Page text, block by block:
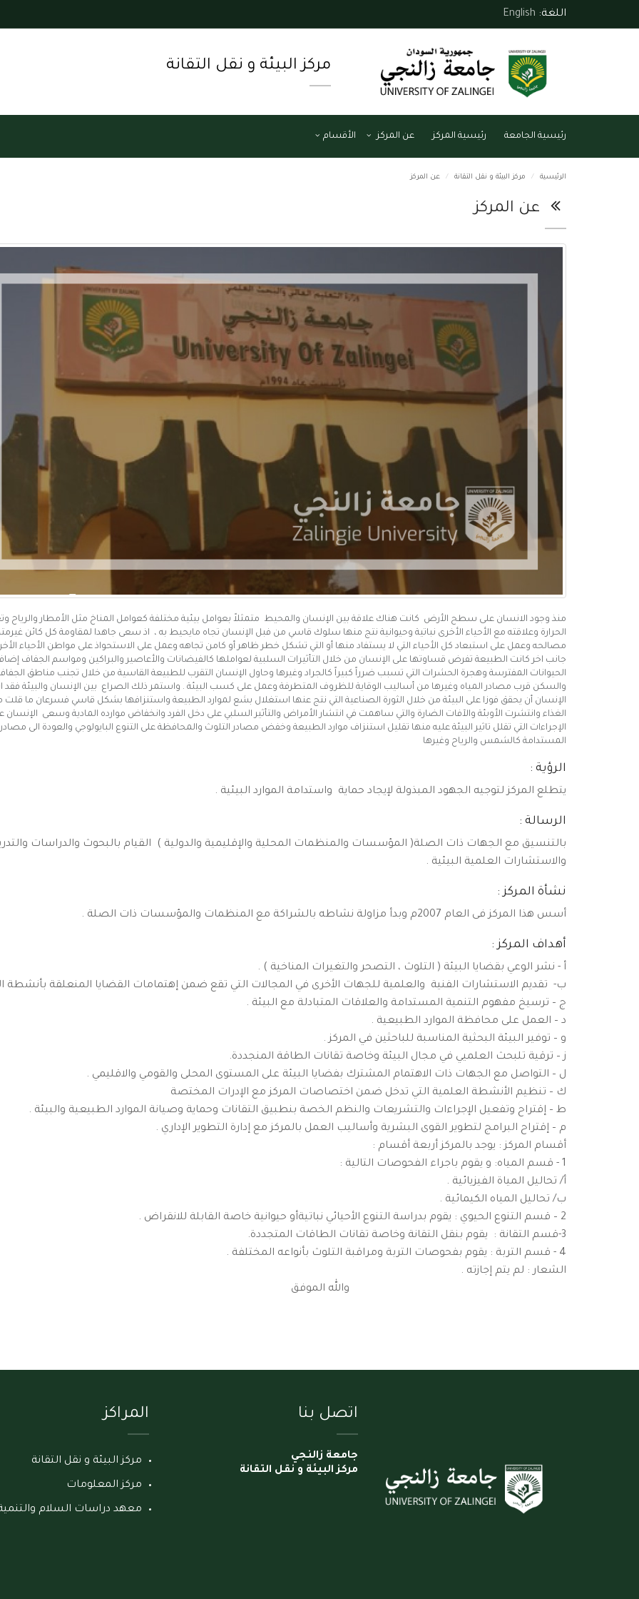
اللغة: English
مركز البيئة و نقل التقانة
رئيسية الجامعة رئيسية المركز عن المركز الأقسام
الرئيسية مركز البيئة و نقل التقانة عن المركز
عن المركز
منذ وجود الانسان على سطح الأرض كانت هناك علاقة بين الإنسان والمحيط متمثلاً بعوامل بيئية مختلفة كعوامل المناخ مثل الأمطار والرياح
الحرارة وعلاقته مع الأحياء الأخرى نباتية وحيوانية نتج منها سلوك قاسي من فبل الإنسان تجاه مايحيط به ، اذ سعى جاهدا لمقاومة كل كائن
مصالحه وعمل على استبعاد كل الأحياء التي لا يستفاد منها أو التي تشكل خطر ظاهر أو كامن تجاهه وعمل على الاستحواذ على مواطن الأحياء
جانب اخر كانت الطبيعة تفرض قساوتها على الإنسان من خلال التأثيرات السلبية لعواملها كالفيضانات والأعاصير والبراكين ومواسم الجفاف إضافة
الحيوانات المفترسة وهجرة الحشرات التي تسبب ضرراً كبيراً كالجراد وغيرها وحاول الإنسان التقرب للطبيعة القاسية من خلال تجنب مناطق
والسكن قرب مصادر المياه وغيرها من أساليب الوقاية للظروف المتطرفة وعمل على كسب البيئة . واستمر ذلك الصراع بين الإنسان والبيئة
الإنسان أن يحقق فوزا على البيئة من خلال الثورة الصناعية التي نتج عنها استغلال بشع لموارد الطبيعة واستنزافها بشكل قاسي فسرعان ما قلت
الغذاء وانتشرت الأوبئة والآفات الضارة والتي ساهمت في انتشار الأمراض والتأثير السلبي على دخل الفرد وانخفاض موارده المادية وسعى الإنسان
الإجراءات التي تقلل تاثير البيئة عليه منها تقليل استنزاف موارد الطبيعة وخفض مصادر التلوث والمحافظة على التنوع البايولوجي والعودة الى
المستدامة كالشمس والرياح وغيرها
الرؤية :
يتطلع المركز لتوجيه الجهود المبذولة لإيجاد حماية واستدامة الموارد البيئية .
الرسالة :
بالتنسيق مع الجهات ذات الصلة( المؤسسات والمنظمات المحلية والإقليمية والدولية ) القيام بالبحوث والدراسات
والاستشارات العلمية البيئية .
نشأة المركز :
أسس هذا المركز فى العام 2007م وبدأ مزاولة نشاطه بالشراكة مع المنظمات والمؤسسات ذات الصلة .
أهداف المركز :
أ - نشر الوعي بقضايا البيئة ( التلوث ، التصحر والتغيرات المناخية ) .
ب- تقديم الاستشارات الفنية والعلمية للجهات الأخرى في المجالات التي تقع ضمن إهتمامات القضايا المنعلقة بأنشطة
ج – ترسيخ مفهوم التنمية المستدامة والعلاقات المتبادلة مع البيئة .
د – العمل على محافظة الموارد الطبيعية .
و – توفير البيئة البحثية المناسبة للباحثين في المركز .
ز – ترقية تلبحث العلميي في مجال البيئة وخاصة تقانات الطاقة المنجددة.
ل – التواصل مع الجهات ذات الاهتمام المشترك بفضايا البيئة على المستوى المحلى والقومي والاقليمي .
ك – تنظيم الأنشطة العلمية التي تدخل ضمن اختصاصات المركز مع الإدرات المختصة
ط – إقتراح وتفعيل الإجراءات والتشريعات والنظم الخصة بنطبيق التقانات وحماية وصيانة الموارد الطبيعية والبيئة .
م – إقتراح البرامج لتطوير القوى البشرية وأساليب العمل بالمركز مع إدارة التطوير الإداري .
أقسام المركز : يوجد بالمركز أربعة أقسام :
1 - قسم المياه: و يقوم باجراء الفحوصات التالية :
أ/ تحاليل المياة الفيزيائية .
ب/ تحاليل المياه الكيمائية .
2 – قسم التنوع الحيوي : يقوم بدراسة التنوع الأحيائي نباتيةأو حيوانية خاصة القابلة للانقراض .
3-قسم التقانة : يقوم بنقل التقانة وخاصة تقانات الطاقات المتجددة.
4 - قسم التربة : يقوم بفحوصات التربة ومراقبة التلوث بأنواعه المختلفة .
الشعار : لم يتم إجازته .
والله الموفق
اتصل بنا
جامعة زالنجي
مركز البيئة و نقل التقانة
المراكز
مركز البيئة و نقل التقانة
مركز المعلومات
معهد دراسات السلام